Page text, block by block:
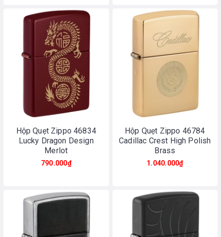
Hộp Quẹt Zippo 46834
Lucky Dragon Design
Merlot
790.000₫
Hộp Quẹt Zippo 46784
Cadillac Crest High Polish
Brass
1.040.000₫